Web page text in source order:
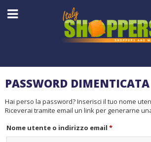
PASSWORD DIMENTICATA
Hai perso la password? Inserisci il tuo nome
Riceverai tramite email un link per generarne
Nome utente o indirizzo email *Richiesto